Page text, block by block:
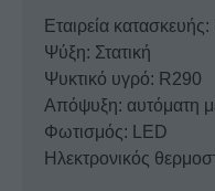
testata
ποσότητα
Εταιρεία κατασκευής:
Ψύξη: Στατική
Ψυκτικό υγρό: R290
Απόψυξη: αυτόματη
Φωτισμός: LED
Ηλεκτρονικός